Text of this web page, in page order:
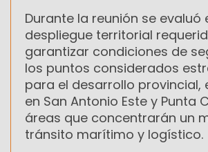
Durante la reunión se evaluó
despliegue territorial
garantizar condiciones de
los puntos considerados
para el desarrollo provincial,
en San Antonio Este y Punta
áreas que concentrarán un
tránsito marítimo y logístico.